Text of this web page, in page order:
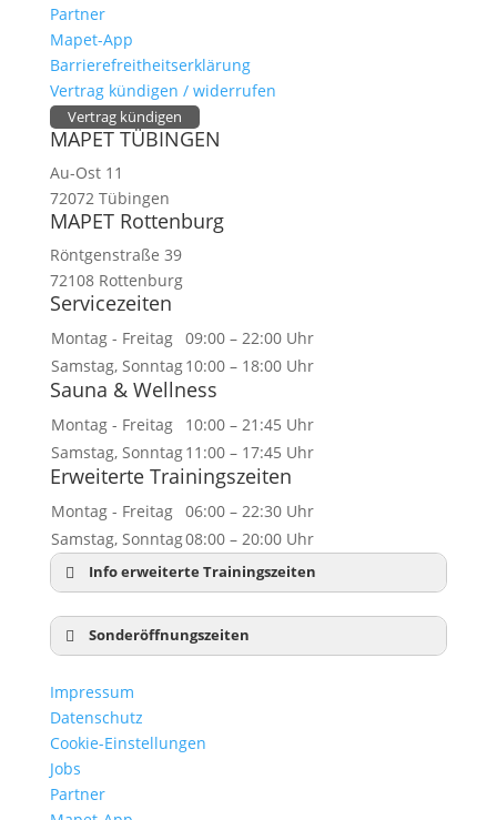
Partner
Mapet-App
Barrierefreitheitserklärung
Vertrag kündigen / widerrufen
Vertrag kündigen
MAPET TÜBINGEN
Au-Ost 11
72072 Tübingen
MAPET Rottenburg
Röntgenstraße 39
72108 Rottenburg
Servicezeiten
Montag - Freitag 09:00 – 22:00 Uhr
Samstag, Sonntag10:00 – 18:00 Uhr
Sauna & Wellness
Montag - Freitag
10:00 – 21:45 Uhr
Samstag, Sonntag11:00 – 17:45 Uhr
Erweiterte Trainingszeiten
Montag - Freitag 06:00 – 22:30 Uhr
Samstag, Sonntag08:00 – 20:00 Uhr
Info erweiterte Trainingszeiten
Sonderöffnungszeiten
Dreikönig:
Karfreitag:
Ostersonntag:
Ostermontag
Impressum
Datenschutz
Cookie-Einstellungen
Jobs
Partner